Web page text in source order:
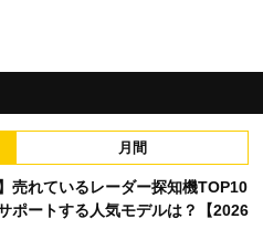
月間
売れているレーダー探知機TOP10
ポートする人気モデルは？【2026